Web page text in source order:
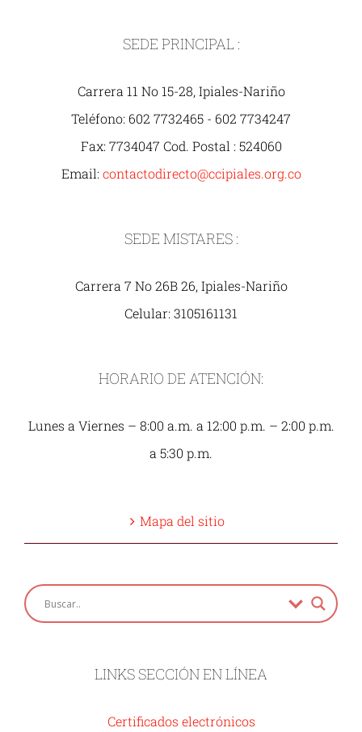
SEDE PRINCIPAL :
Carrera 11 No 15-28, Ipiales-Nariño
Teléfono: 602 7732465 - 602 7734247
Fax: 7734047 Cod. Postal : 524060
Email: contactodirecto@ccipiales.org.co
SEDE MISTARES :
Carrera 7 No 26B 26, Ipiales-Nariño
Celular: 3105161131
HORARIO DE ATENCIÓN:
Lunes a Viernes – 8:00 a.m. a 12:00 p.m. – 2:00 p.m.
a 5:30 p.m.
Mapa del sitio
LINKS SECCIÓN EN LÍNEA
Certificados electrónicos